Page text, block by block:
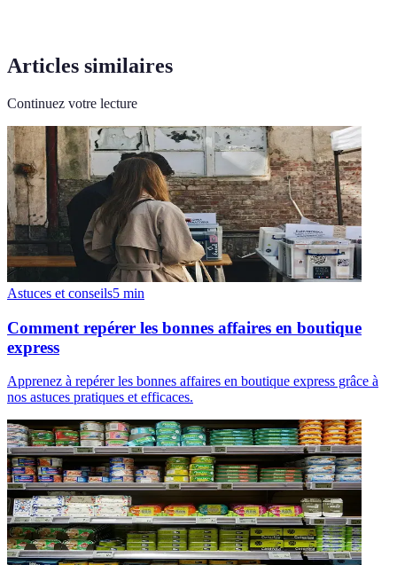
Articles similaires
Continuez votre lecture
Astuces et conseils5 min
Comment repérer les bonnes affaires en boutique
express
Apprenez à repérer les bonnes affaires en boutique express grâce à
nos astuces pratiques et efficaces.